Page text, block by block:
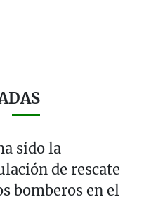
sido la
de rescate
bomberos en el